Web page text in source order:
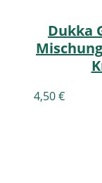
Dukka
4,50€